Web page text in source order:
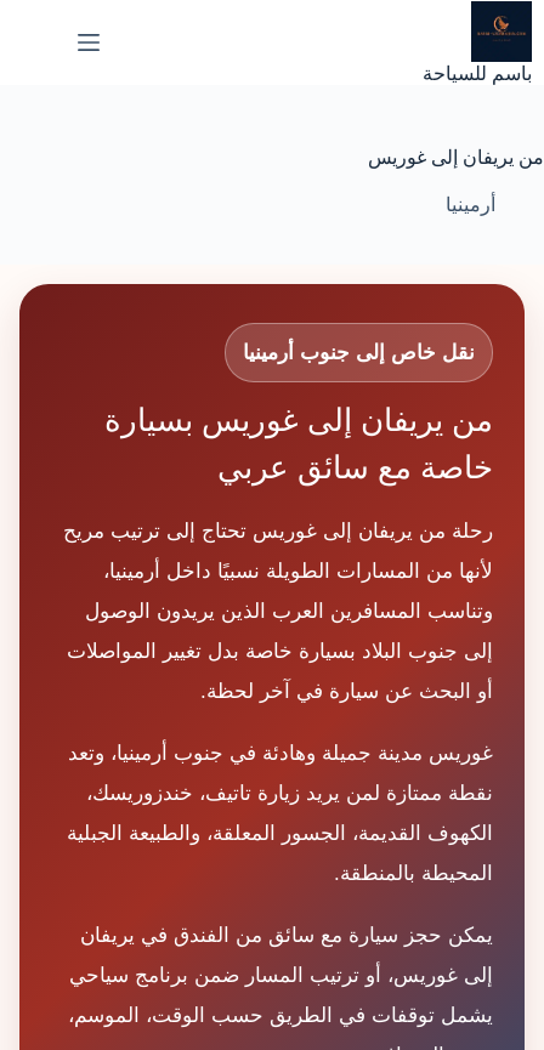
إلى
باسم للسياحة
من يريفان إلى غوريس
أرمينيا
نقل خاص إلى جنوب أرمينيا
من يريفان إلى غوريس بسيارة
خاصة مع سائق عربي
رحلة من يريفان إلى غوريس تحتاج إلى ترتيب مريح
لأنها من المسارات الطويلة نسبيًا داخل أرمينيا،
وتناسب المسافرين العرب الذين يريدون الوصول
إلى جنوب البلاد بسيارة خاصة بدل تغيير المواصلات
أو البحث عن سيارة في آخر لحظة.
غوريس مدينة جميلة وهادئة في جنوب أرمينيا، وتعد
نقطة ممتازة لمن يريد زيارة تاتيف، خندزوريسك،
الكهوف القديمة، الجسور المعلقة، والطبيعة الجبلية
المحيطة بالمنطقة.
يمكن حجز سيارة مع سائق من الفندق في يريفان
إلى غوريس، أو ترتيب المسار ضمن برنامج سياحي
يشمل توقفات في الطريق حسب الوقت، الموسم،